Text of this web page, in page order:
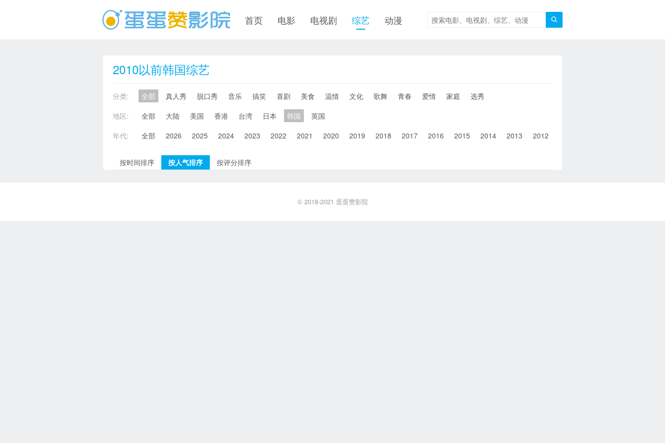

首页 电影 电视剧 综艺 动漫
2010以前韩国综艺
分类: 全部 真人秀 脱口秀 音乐 搞笑 喜剧 美食 温情 文化 歌舞 青春 爱情 家庭
选秀
地区:
全部 大陆 美国 香港 台湾 日本 韩国
英国
年代:
全部 2026 2025 2024 2023 2022 2021 2020 2019 2018 2017 2016 2015 2014 2013 2012
按时间排序 按人气排序 按评分排序
© 2018-2021 蛋蛋赞影院